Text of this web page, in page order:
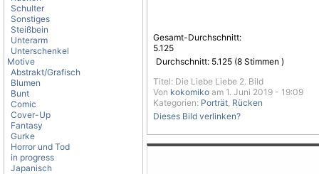
Schulter
Sonstiges
Steißbein
Unterarm
Unterschenkel
Motive
Abstrakt/Grafisch
Blumen
Bunt
Comic
Cover-Up
Fantasy
Gurke
Horror und Tod
in progress
Japanisch
Gesamt-Durchschnitt:
5.125
Durchschnitt: 5.125 (8 Stimmen )
Titel: Die Liebe Liebe 2. Bild
Von kokomiko am 1. Juni 2019 - 19:09
Kategorien: Porträt, Rücken
Dieses Bild verlinken?